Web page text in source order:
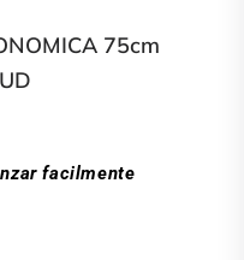
75cm
facilmente